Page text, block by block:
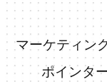
マーケティン
ポインタ